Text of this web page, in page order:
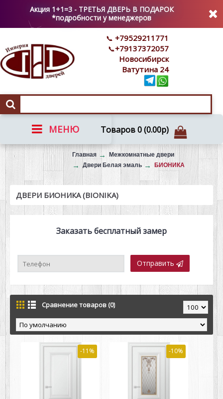
Акция 1+1=3 - ТРЕТЬЯ ДВЕРЬ В ПОДАРОК
*подробности у менеджеров
Товаров 0 (0.00р)
+79529211771
+79137372057
Новосибирск
Ватутина 24
МЕНЮ
Вызов на замер Главная
Межкомнатные двери
Двери Белая эмаль
БИОНИКА
ДВЕРИ БИОНИКА (BIONIKA)
Заказать бесплатный замер
Отправить
Сравнение товаров (0)
-11% -10%